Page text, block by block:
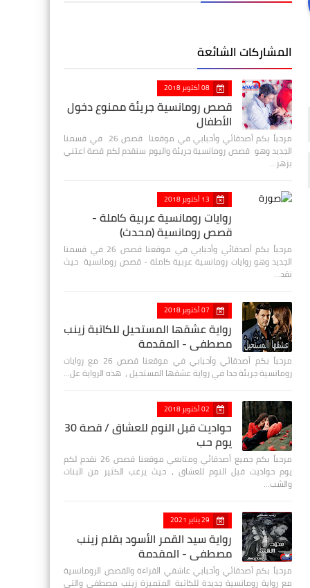
المشاركات الشائعة
08 أكتوبر 2018
قصص رومانسية جريئة ممنوع دخول
الأطفال
مرحباً بكم أصدقائي وأحبابي في موقعنا قصص 26 في قسمنا
الجديد وهو قصص رومانسية جريئة واليوم سنقدم لكم قصة اعتني
بزهر…
13 أكتوبر 2018
روايات رومانسية عربية كاملة -
قصص رومانسية (محدث)
مرحباً بكم أصدقائي وأحبابي في موقعنا قصص 26 في قسمنا
الجديد وهو روايات رومانسية عربية كاملة - قصص رومانسية حيث
نقد…
07 أكتوبر 2018
رواية عشقها المستحيل للكاتبة زينب
مصطفي - المقدمة
مرحباً بكم أصدقائي وأحبابي في موقعنا قصص 26 مع روايات
رومانسية جريئة جدا في رواية عشقها المستحيل ، هذه الرواية عل…
02 أكتوبر 2018
حواديت قبل النوم للعشاق / قصة 30
يوم حب
مرحباً بكم جميع أصدقائي ومتابعي موقعنا قصص 26 نقدم لكم
يوم حواديت قبل النوم للعشاق ، حيث يرغب الكثير من البنات
والشب…
29 يناير 2021
رواية سيد القمر الأسود بقلم زينب
مصطفي - المقدمة
مرحباً بكم أصدقائي وأحبابي عاشقي القراءة والقصص الرومانسية
مع رواية رومانسية جديدة للكاتبة المتميزة زينب مصطفى والتي